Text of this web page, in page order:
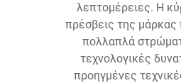
λεπτομέρειες. Η
πρέσβεις της μάρκας
πολλαπλά
τεχνολογικές
προηγμένες